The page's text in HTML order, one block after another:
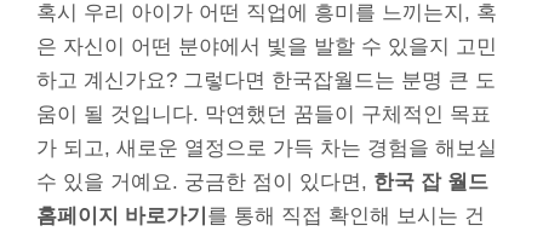
혹시 우리 아이가 어떤 직업에 흥미를 느끼는지, 혹
은 자신이 어떤 분야에서 빛을 발할 수 있을지 고민
하고 계신가요? 그렇다면 한국잡월드는 분명 큰 도
움이 될 것입니다. 막연했던 꿈들이 구체적인 목표
가 되고, 새로운 열정으로 가득 차는 경험을 해보실
수 있을 거예요. 궁금한 점이 있다면, 한국 잡 월드
홈페이지 바로가기 를 통해 직접 확인해 보시는 건